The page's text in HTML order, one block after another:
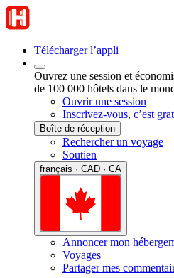
Télécharger l’appli
Ouvrez une session et
de 100 000 hôtels dans le
Ouvrir une session
Inscrivez-vous, c’est
Boîte de réception
Rechercher un voyage
Soutien
français · CAD · CA
Annoncer mon
Voyages
Partager mes